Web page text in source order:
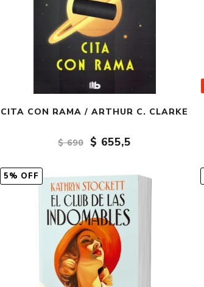
CITA CON RAMA / ARTHUR C. CLARKE
$ 690 $ 655,5
5% OFF